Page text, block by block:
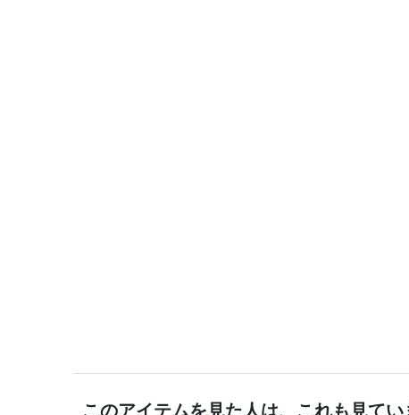
このアイテムを見た人は、これも見てい